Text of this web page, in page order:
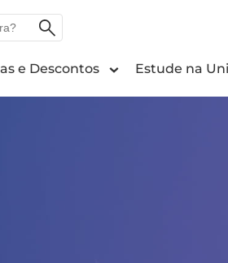
e Descontos Estude na